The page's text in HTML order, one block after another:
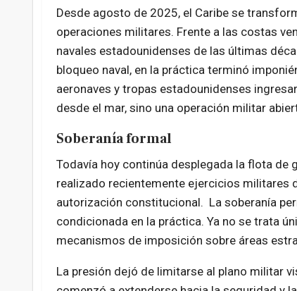
Desde agosto de 2025, el Caribe se
operaciones militares. Frente a las costas
navales estadounidenses de las últimas
bloqueo naval, en la práctica terminó
aeronaves y tropas estadounidenses
desde el mar, sino una operación militar
Soberanía formal
Todavía hoy continúa desplegada la flota de
realizado recientemente ejercicios militares
autorización constitucional. La soberanía
condicionada en la práctica. Ya no se trata
mecanismos de imposición sobre áreas
La presión dejó de limitarse al plano militar